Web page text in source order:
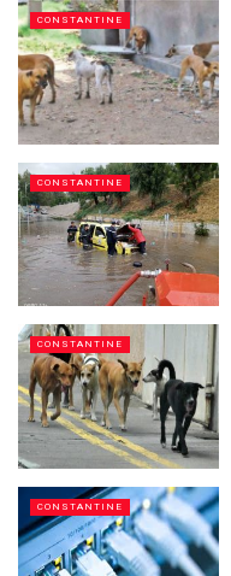
CONSTANTINE
CONSTANTINE
CONSTANTINE
CONSTANTINE